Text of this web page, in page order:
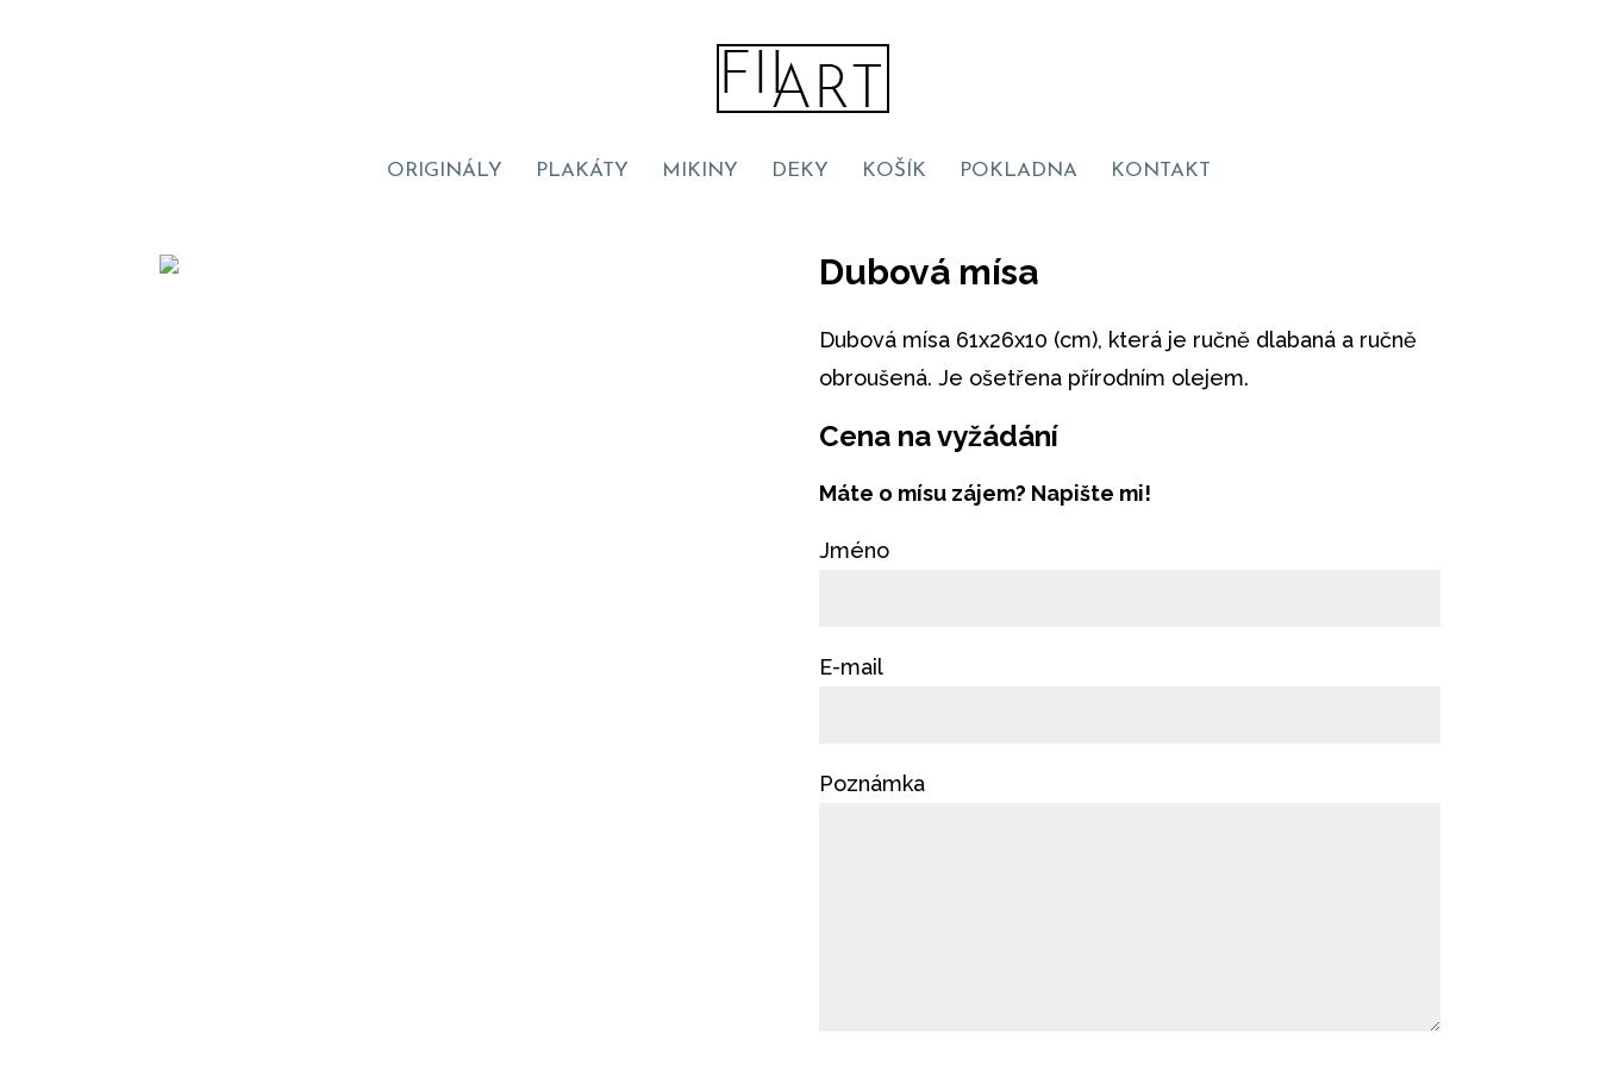
ORIGINÁLY PLAKÁTY MIKINY DEKY KOŠÍK POKLADNA KONTAKT
Dubová mísa
Dubová mísa 61x26x10 (cm), která je ručně dlabaná a ručně
obroušená. Je ošetřena přírodním olejem.
Cena na vyžádání
Máte o mísu zájem? Napište mi!
Jméno
E-mail
Poznámka